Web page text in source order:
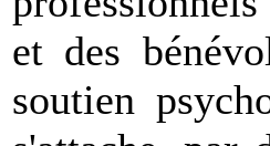
et des
soutien